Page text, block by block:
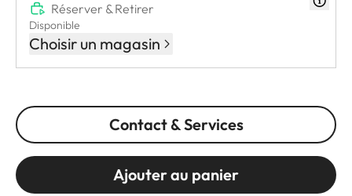
Réserver & Retirer
Disponible
Choisir un magasin
Contact & Services
Ajouter au panier